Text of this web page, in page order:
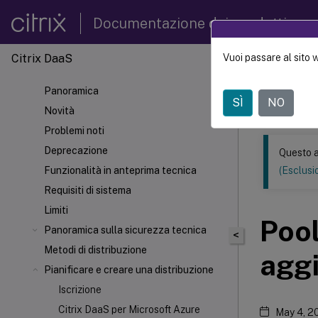
Documentazione dei prodotti
Citrix DaaS
Panoramica
Novità
Problemi noti
Deprecazione
Funzionalità in anteprima tecnica
Requisiti di sistema
Limiti
Panoramica sulla sicurezza tecnica
Metodi di distribuzione
Pianificare e creare una distribuzione
Iscrizione
Citrix DaaS per Microsoft Azure
Questo
<
Questo
May 4,
Vuoi passare al sito
SÌ NO